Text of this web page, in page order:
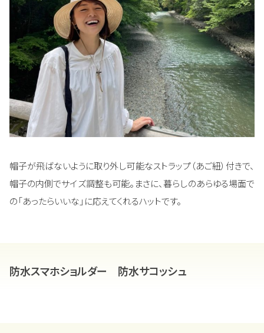
帽子が飛ばないように取り外し可能なストラップ（あご紐）付きで、
帽子の内側でサイズ調整も可能。まさに、暮らしのあらゆる場面で
の「あったらいいな」に応えてくれるハットです。
防水スマホショルダー 防水サコッシュ